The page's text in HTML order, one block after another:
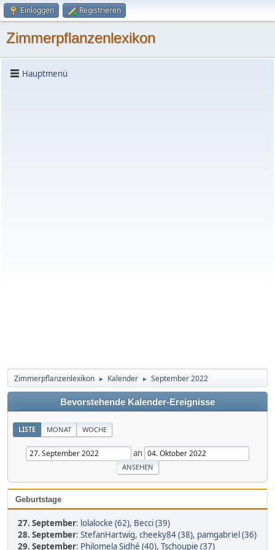
Einloggen Registrieren
Zimmerpflanzenlexikon
Hauptmenü
Zimmerpflanzenlexikon ► Kalender ► September 2022
Bevorstehende Kalender-Ereignisse
LISTE MONAT WOCHE
an
Geburtstage
27. September: lolalocke (62), Becci (39)
28. September: StefanHartwig, cheeky84 (38), pamgabriel (36)
29. September: Philomela Sidhé (40), Tschoupie (37)